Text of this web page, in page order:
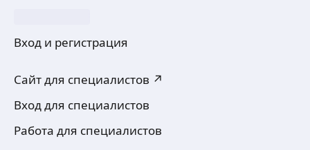
Вход и регистрация
Сайт для специалистов ↗
Вход для специалистов
Работа для специалистов